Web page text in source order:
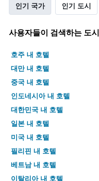
인기 국가 인기 도시
사용자들이 검색하는 도시
호주 내 호텔
대만 내 호텔
중국 내 호텔
인도네시아 내 호텔
대한민국 내 호텔
일본 내 호텔
미국 내 호텔
필리핀 내 호텔
베트남 내 호텔
이탈리아 내 호텔